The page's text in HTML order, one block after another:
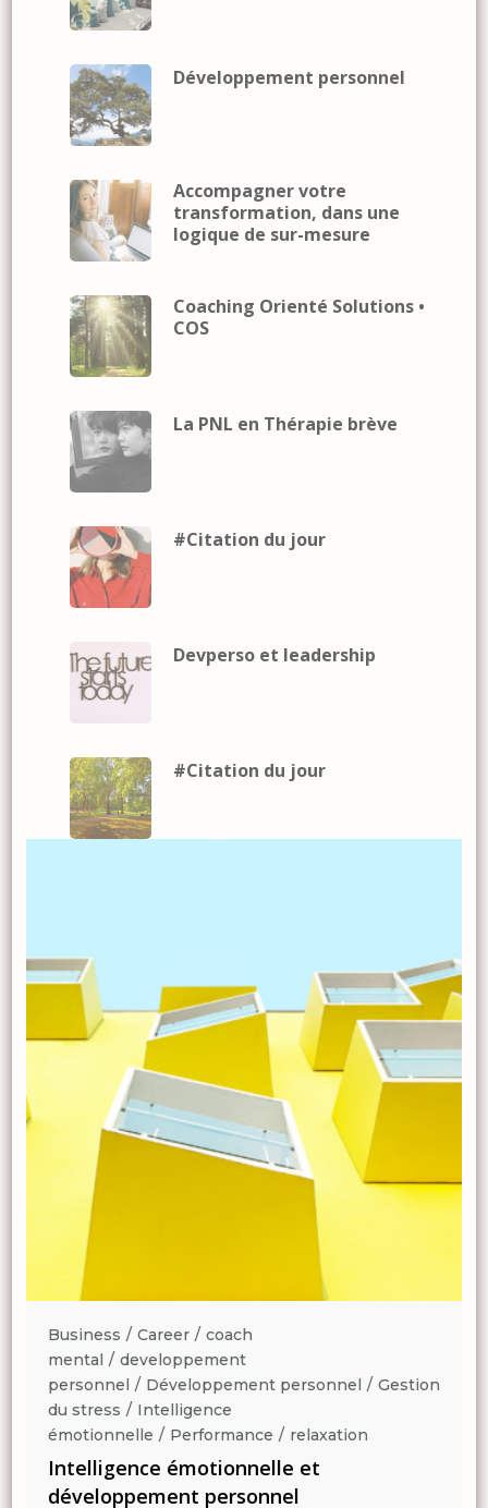
Développement personnel
Accompagner votre
transformation, dans une
logique de sur-mesure
Coaching Orienté Solutions •
COS
La PNL en Thérapie brève
#Citation du jour
Devperso et leadership
#Citation du jour
Business Career
coach
mental
developpement
personnel
Développement personnel
Gestion
du stress
Intelligence
émotionnelle
Performance relaxation
Intelligence émotionnelle et
développement personnel